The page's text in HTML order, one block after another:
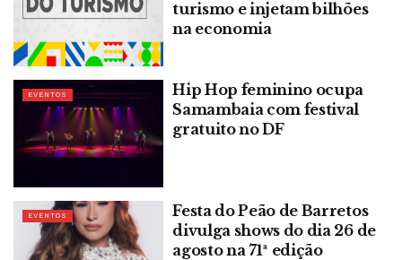
turismo e injetam bilhões
na economia
EVENTOS
Hip Hop feminino ocupa
Samambaia com festival
gratuito no DF
EVENTOS
Festa do Peão de Barretos
divulga shows do dia 26 de
agosto na 71ª edição